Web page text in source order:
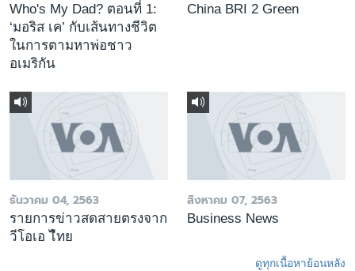
Who's My Dad? ตอนที่ 1:
‘มอริส เค’ กับเส้นทางชีวิต
ในการตามหาพ่อชาว
อเมริกัน
China BRI 2 Green
ธันวาคม 04, 2563
รายการข่าวสดสายตรงจาก
วีโอเอ ไืทย
สิงหาคม 07, 2563
Business News
ดูทุกเนื้อหาย้อนหลัง